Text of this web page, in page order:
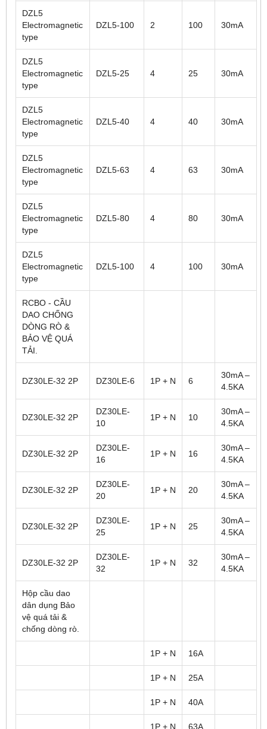
DZL5
Electromagnetic
type
DZL5-100 2 100 30mA
DZL5
Electromagnetic
type
DZL5-25 4 25 30mA
DZL5
Electromagnetic
type
DZL5-40 4 40 30mA
DZL5
Electromagnetic
type
DZL5-63 4 63 30mA
DZL5
Electromagnetic
type
DZL5-80 4 80 30mA
DZL5
Electromagnetic
type
DZL5-100 4 100 30mA
RCBO - CẦU
DAO CHỐNG
DÒNG RÒ &
BẢO VỆ QUÁ
TẢI.
DZ30LE-32 2P DZ30LE-6 1P + N 6
30mA –
4.5KA
DZ30LE-32 2P
DZ30LE-
10
1P + N 10
30mA –
4.5KA
DZ30LE-32 2P
DZ30LE-
16
1P + N 16
30mA –
4.5KA
DZ30LE-32 2P
DZ30LE-
20
1P + N 20
30mA –
4.5KA
DZ30LE-32 2P
DZ30LE-
25
1P + N 25
30mA –
4.5KA
DZ30LE-32 2P
DZ30LE-
32
1P + N 32
30mA –
4.5KA
Hộp cầu dao
dân dụng Bảo
vệ quá tải &
chống dòng rò.
1P + N 16A
1P + N 25A
1P + N 40A
1P + N 63A